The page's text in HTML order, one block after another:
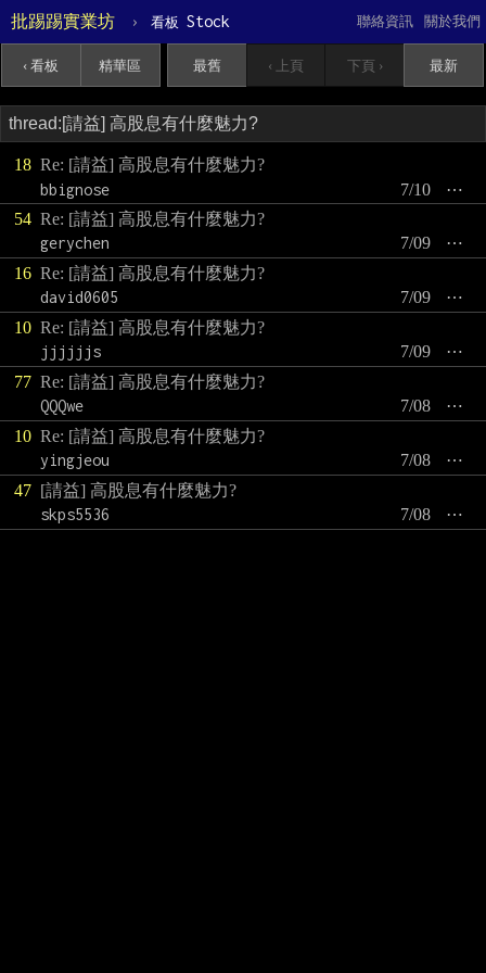
批踢踢實業坊 › 看板 Stock 關於我們
聯絡資訊
‹ 看板 精華區 最舊 ‹ 上頁 下頁 › 最新
18 Re: [請益] 高股息有什麼魅力?
bbignose
⋯
7/10
54 Re: [請益] 高股息有什麼魅力?
gerychen
⋯
7/09
16 Re: [請益] 高股息有什麼魅力?
david0605
⋯
7/09
10 Re: [請益] 高股息有什麼魅力?
jjjjjjs
⋯
7/09
77 Re: [請益] 高股息有什麼魅力?
QQQwe
⋯
7/08
10 Re: [請益] 高股息有什麼魅力?
yingjeou
⋯
7/08
47 [請益] 高股息有什麼魅力?
skps5536
⋯
7/08